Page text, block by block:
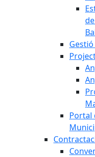
Portal